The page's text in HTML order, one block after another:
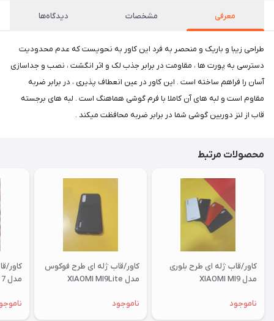
معرفی مشخصات دیدگاه‌ها
طراحی زیبا و باریک و منحصر به فرد این کاور به نحویست که عدم محدودیت
دسترسی به پورت ها ، مقاومت در برابر جذب لک و اثر انگشت ، نصب و جداسازی
آسان را فراهم ساخته است . این کاور در عین انعطاف پذیری ، در برابر ضربه
مقاوم است و لبه های آن کاملا با فرم گوشی هماهنگ است . لبه های برجسته
قاب از لنز دوربین گوشی شما در برابر ضربه محافظت میکند .
محصولات مرتبط
کاور/قاب ژله ای طرح بلوری
مدل XIAOMI MI9
ناموجود
کاور/قاب ژله ای طرح فوکوس
مدل XIAOMI MI9Lite
ناموجود
کاور/
مدل XIAOMI RM 7